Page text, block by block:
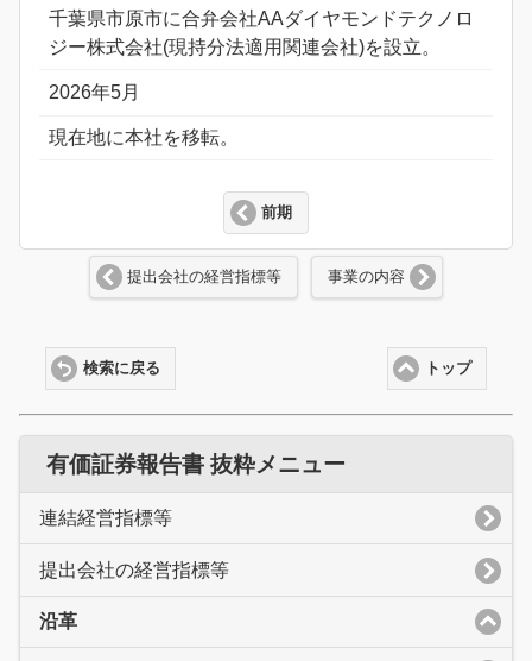
千葉県市原市に合弁会社AAダイヤモンドテクノロ
ジー株式会社(現持分法適用関連会社)を設立。
2026年5月
現在地に本社を移転。
前期
提出会社の経営指標等 事業の内容
トップ
検索に戻る
有価証券報告書 抜粋メニュー
連結経営指標等
提出会社の経営指標等
沿革